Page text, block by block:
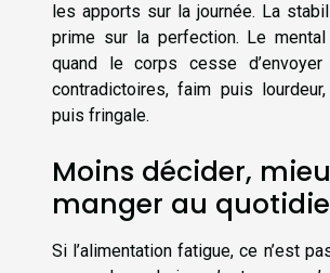
les apports sur la journée. La
prime sur la perfection. Le
quand le corps cesse
contradictoires, faim puis
puis fringale.
Moins décider,
manger au
Si l’alimentation fatigue, ce n’est